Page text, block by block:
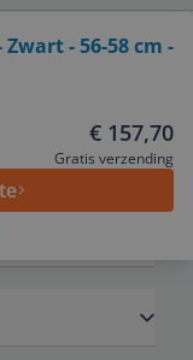
- 56-58 cm -
€ 157,70
Gratis verzending